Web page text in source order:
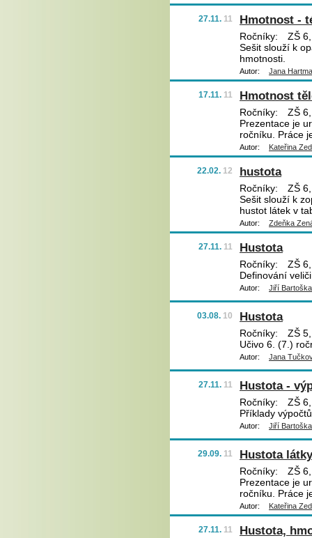
27.11. 11 Hmotnost -
Ročníky:
ZŠ 6,
Sešit slouží k
hmotnosti.
Autor: Jana
17.11. 11 Hmotnost
Ročníky:
ZŠ 6,
Prezentace je
ročníku. Práce
Autor: Kateřina
22.02. 12 hustota
Ročníky:
ZŠ 6,
Sešit slouží k
hustot látek v
Autor: Zdeňka
27.11. 11 Hustota
Ročníky:
ZŠ 6,
Definování
Autor: Jiří Bartoška
03.08. 10 Hustota
Ročníky:
ZŠ
Učivo 6. (7.)
Autor: Jana
27.11. 11 Hustota -
Ročníky:
ZŠ 6,
Příklady
Autor: Jiří Bartoška
29.09. 11 Hustota látky
Ročníky:
ZŠ 6,
Prezentace je
ročníku. Práce
Autor: Kateřina
27.11. 11 Hustota,